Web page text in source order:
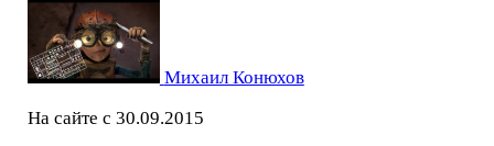
Михаил Конюхов
На сайте с 30.09.2015